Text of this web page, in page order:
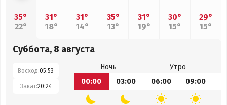
35°
22°
31°
18°
31°
14°
35°
13°
31°
19°
30°
15°
29°
15°
Суббота, 8 августа
Восход:05:53
Закат:20:24
Ночь
Утро
00:00
03:00 06:00 09:00